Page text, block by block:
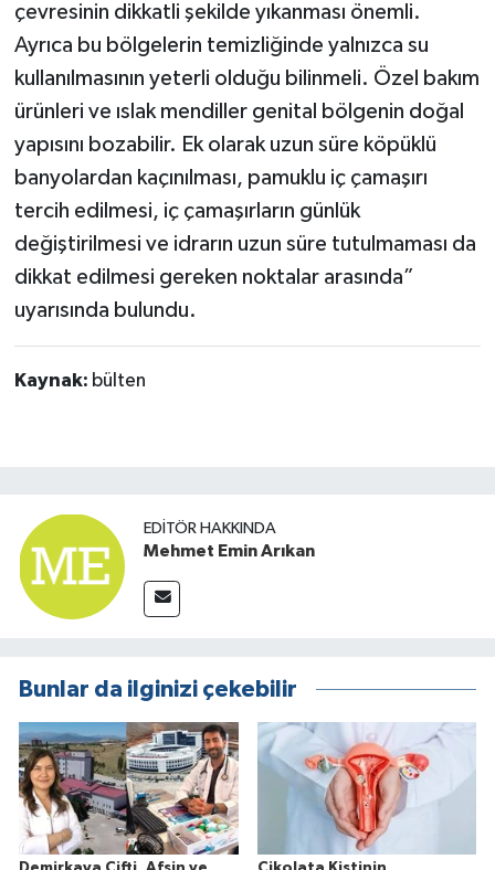
çevresinin dikkatli şekilde yıkanması önemli.
Ayrıca bu bölgelerin temizliğinde yalnızca su
kullanılmasının yeterli olduğu bilinmeli. Özel bakım
ürünleri ve ıslak mendiller genital bölgenin doğal
yapısını bozabilir. Ek olarak uzun süre köpüklü
banyolardan kaçınılması, pamuklu iç çamaşırı
tercih edilmesi, iç çamaşırların günlük
değiştirilmesi ve idrarın uzun süre tutulmaması da
dikkat edilmesi gereken noktalar arasında”
uyarısında bulundu.
Kaynak: bülten
EDITÖR HAKKINDA
Mehmet Emin Arıkan
Bunlar da ilginizi çekebilir